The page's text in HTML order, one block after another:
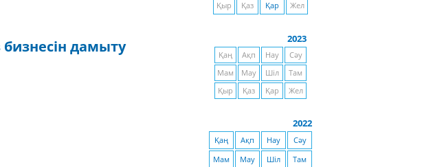
дамыту
Қыр
Қаз Қар Жел
2023
Қаң Ақп Нау
Сәу
Мам
Мау Шіл
Там
Қыр
Қаз Қар Жел
2022
Қаң Ақп Нау
Сәу
Мам
Мау Шіл
Там